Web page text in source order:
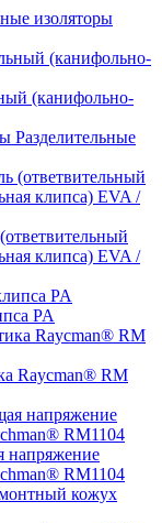
изоляторы
(канифольно-
Разделительные
клипса) EVA /
PA
Raycman® RM
напряжение
RM1104